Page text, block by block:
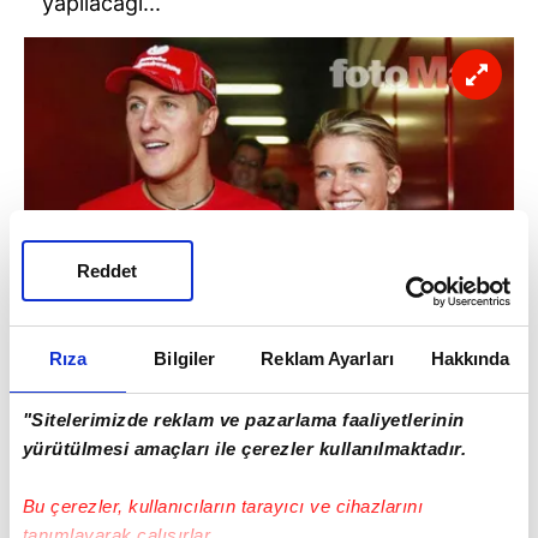
Rıza Bilgiler Reklam Ayarları Hakkında
"Sitelerimizde reklam ve pazarlama faaliyetlerinin
yürütülmesi amaçları ile çerezler kullanılmaktadır.
Bu çerezler, kullanıcıların tarayıcı ve cihazlarını
Reddet
Konuyla ilgili efsane ismin cephesinden resmi
bir açıklama yapılmadı.